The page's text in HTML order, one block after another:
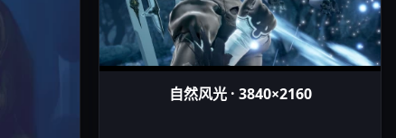
自然风光 · 3840×2160